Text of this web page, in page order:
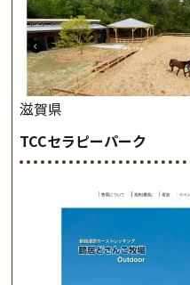
滋賀県
TCCセラピーパーク